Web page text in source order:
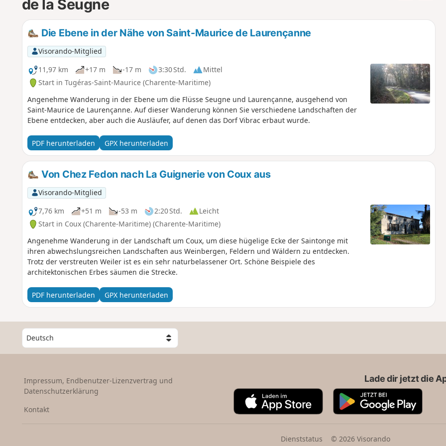
m
de la Seugne
Die Ebene in der Nähe von Saint-Maurice de Laurençanne
Visorando-Mitglied
11,97 km
+17 m -17 m 3:30 Std.
Mittel
Start in Tugéras-Saint-Maurice (Charente-Maritime)
Angenehme Wanderung in der Ebene um die Flüsse Seugne und Laurençanne, ausgehend von
Saint-Maurice de Laurençanne. Auf dieser Wanderung können Sie verschiedene Landschaften der
Ebene entdecken, aber auch die Ausläufer, auf denen das Dorf Vibrac erbaut wurde.
PDF herunterladen GPX herunterladen
Von Chez Fedon nach La Guignerie von Coux aus
Visorando-Mitglied
7,76 km
+51 m -53 m 2:20 Std.
Leicht
Start in Coux (Charente-Maritime) (Charente-Maritime)
Angenehme Wanderung in der Landschaft um Coux, um diese hügelige Ecke der Saintonge mit
ihren abwechslungsreichen Landschaften aus Weinbergen, Feldern und Wäldern zu entdecken.
Trotz der verstreuten Weiler ist es ein sehr naturbelassener Ort. Schöne Beispiele des
architektonischen Erbes säumen die Strecke.
PDF herunterladen GPX herunterladen
W
h
e
n
Impressum, Endbenutzer-Lizenzvertrag und
Datenschutzerklärung
Kontakt
Lade dir jetzt die
A
p
G
o
Dienststatus © 2026 Visorando